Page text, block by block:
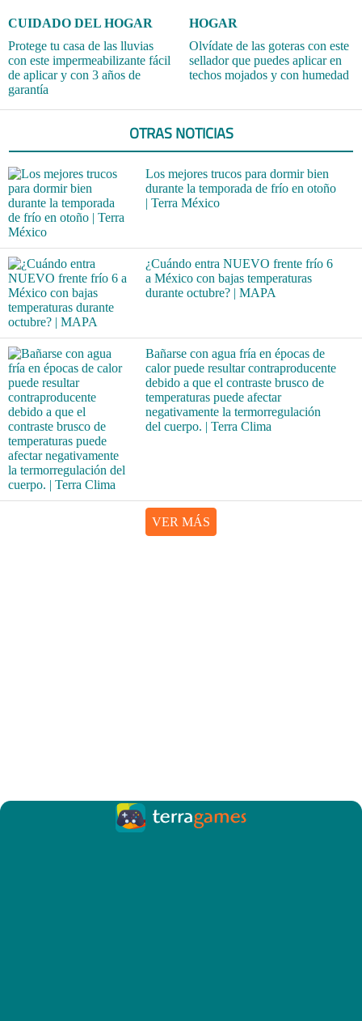
CUIDADO DEL HOGAR
Protege tu casa de las lluvias
con este impermeabilizante fácil
de aplicar y con 3 años de
garantía
HOGAR
Olvídate de las goteras con este
sellador que puedes aplicar en
techos mojados y con humedad
OTRAS NOTICIAS
Los mejores trucos para dormir bien
durante la temporada de frío en otoño
| Terra México
¿Cuándo entra NUEVO frente frío 6
a México con bajas temperaturas
durante octubre? | MAPA
Bañarse con agua fría en épocas de
calor puede resultar contraproducente
debido a que el contraste brusco de
temperaturas puede afectar
negativamente la termorregulación
del cuerpo. | Terra Clima
VER MÁS